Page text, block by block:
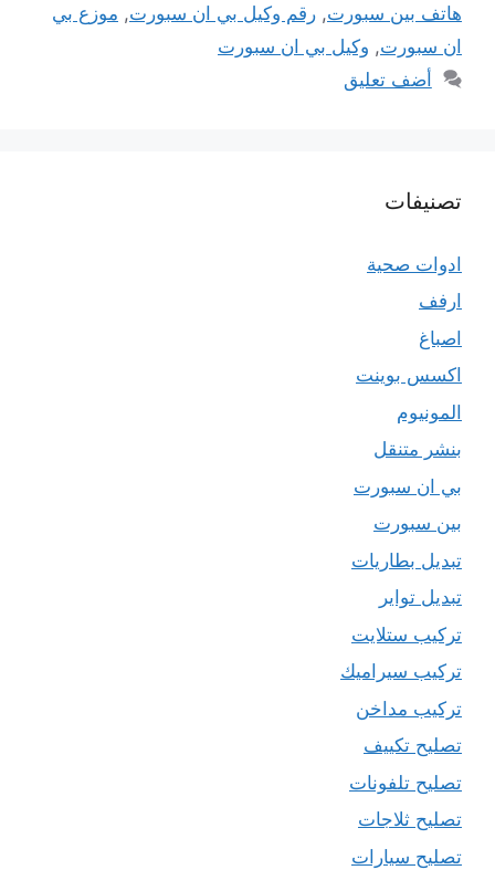
هاتف بين سبورت, رقم وكيل بي ان سبورت, موزع بي
ان سبورت, وكيل بي ان سبورت
أضف تعليق
تصنيفات
ادوات صحية
ارفف
اصباغ
اكسس بوينت
المونيوم
بنشر متنقل
بي ان سبورت
بين سبورت
تبديل بطاريات
تبديل تواير
تركيب ستلايت
تركيب سيراميك
تركيب مداخن
تصليح تكييف
تصليح تلفونات
تصليح ثلاجات
تصليح سيارات